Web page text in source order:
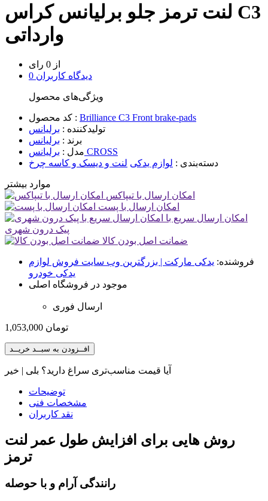
لنت ترمز جلو برلیانس کراس C3
وارداتی
از 0 رای
0 دیدگاه کاربران
ویژگی‌های محصول
کد محصول : Brilliance C3 Front brake-pads
تولیدکننده : برلیانس
برند : برلیانس
مدل : برلیانس CROSS
دسته‌بندی : لوازم یدکی لنت و دیسک و کاسه چرخ
موارد بیشتر
امکان ارسال با تیپاکس
امکان ارسال با پست
امکان ارسال سریع با
پیک درون شهری
ضمانت اصل بودن کالا
فروشنده: یدکی مارکت | بزرگترین وب سایت فروش لوازم
یدکی خودرو
موجود در فروشگاه اصلی
ارسال فوری
1,053,000 تومان
افــزودن به سبــد خریــد
آیا قیمت مناسب‌تری سراغ دارید؟ بلی | خیر
توضیحات
مشخصات فنی
نقد کاربران
روش هایی برای افزایش طول عمر لنت
ترمز
رانندگی آرام و با حوصله